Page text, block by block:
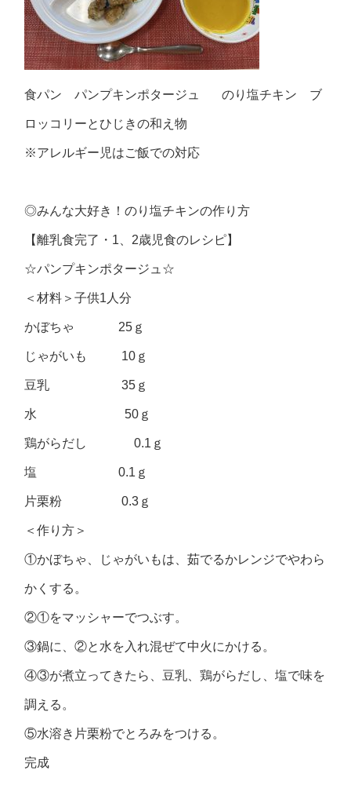
食パン パンプキンポタージュ のり塩チキン ブ
ロッコリーとひじきの和え物
※アレルギー児はご飯での対応
◎みんな大好き！のり塩チキンの作り方
【離乳食完了・1、2歳児食のレシピ】
☆パンプキンポタージュ☆
＜材料＞子供1人分
かぼちゃ 25ｇ
じゃがいも 10ｇ
豆乳 35ｇ
水 50ｇ
鶏がらだし 0.1ｇ
塩 0.1ｇ
片栗粉 0.3ｇ
＜作り方＞
①かぼちゃ、じゃがいもは、茹でるかレンジでやわら
かくする。
②①をマッシャーでつぶす。
③鍋に、②と水を入れ混ぜて中火にかける。
④③が煮立ってきたら、豆乳、鶏がらだし、塩で味を
調える。
⑤水溶き片栗粉でとろみをつける。
完成